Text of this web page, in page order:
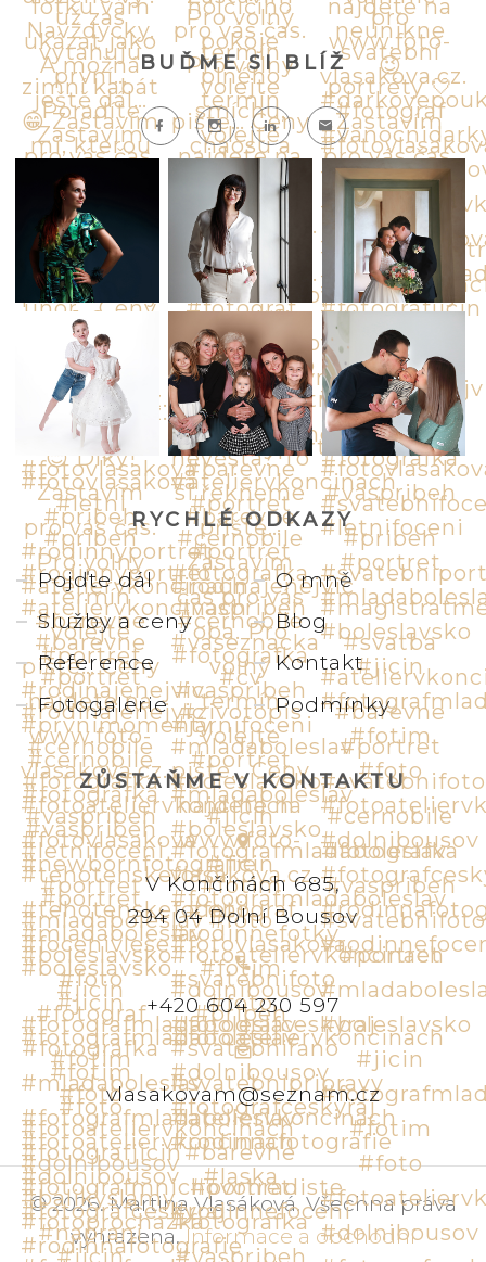
BUĎME SI BLÍŽ
RYCHLÉ ODKAZY
Pojďte dál
Služby a ceny
Reference
Fotogalerie
O mně
Blog
Kontakt
Podmínky
ZŮSTAŇME V KONTAKTU
V Končinách 685,
294 04 Dolní Bousov
+420 604 230 597
vlasakovam@seznam.cz
©2026.Martina Vlasáková.Všechna práva
vyhrazena.Informace a obchodní